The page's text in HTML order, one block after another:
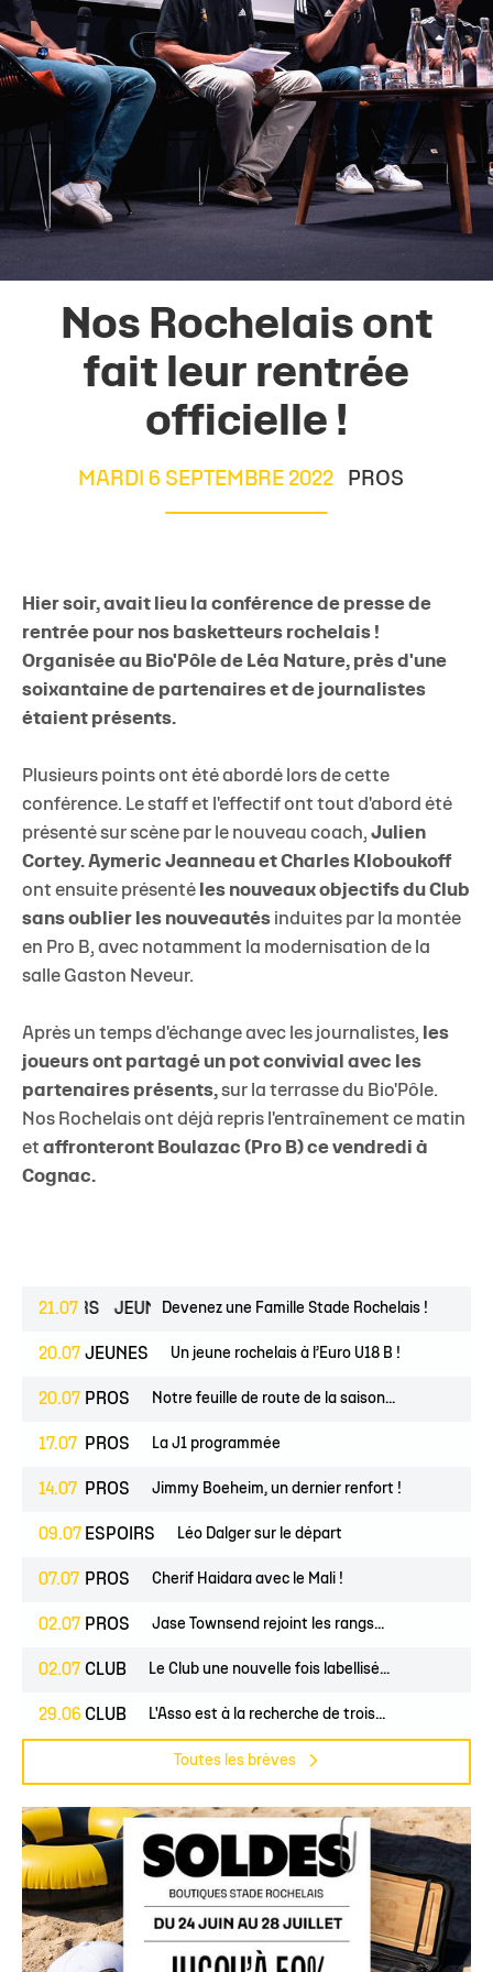
Nos Rochelais ont
fait leur rentrée
officielle !
MARDI 6 SEPTEMBRE 2022 PROS
Hier soir, avait lieu la conférence de presse de
rentrée pour nos basketteurs rochelais !
Organisée au Bio'Pôle de Léa Nature, près d'une
soixantaine de partenaires et de journalistes
étaient présents.
Plusieurs points ont été abordé lors de cette
conférence. Le staff et l'effectif ont tout d'abord été
présenté sur scène par le nouveau coach, Julien
Cortey. Aymeric Jeanneau et Charles Kloboukoff
ont ensuite présenté les nouveaux objectifs du Club
sans oublier les nouveautés induites par la montée
en Pro B, avec notamment la modernisation de la
salle Gaston Neveur.
Après un temps d'échange avec les journalistes, les
joueurs ont partagé un pot convivial avec les
partenaires présents, sur la terrasse du Bio'Pôle.
Nos Rochelais ont déjà repris l'entraînement ce matin
et affronteront Boulazac (Pro B) ce vendredi à
Cognac.
21.07
ESPOIRS JEUNES Devenez une Famille Stade Rochelais !
20.07 JEUNES Un jeune rochelais à l’Euro U18 B !
20.07 PROS Notre feuille de route de la saison...
17.07 PROS La J1 programmée
14.07 PROS Jimmy Boeheim, un dernier renfort !
09.07 ESPOIRS Léo Dalger sur le départ
07.07 PROS Cherif Haidara avec le Mali !
02.07 PROS Jase Townsend rejoint les rangs...
02.07 CLUB Le Club une nouvelle fois labellisé...
29.06 CLUB L'Asso est à la recherche de trois...
Toutes les brèves